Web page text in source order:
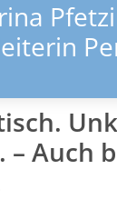
– Auch